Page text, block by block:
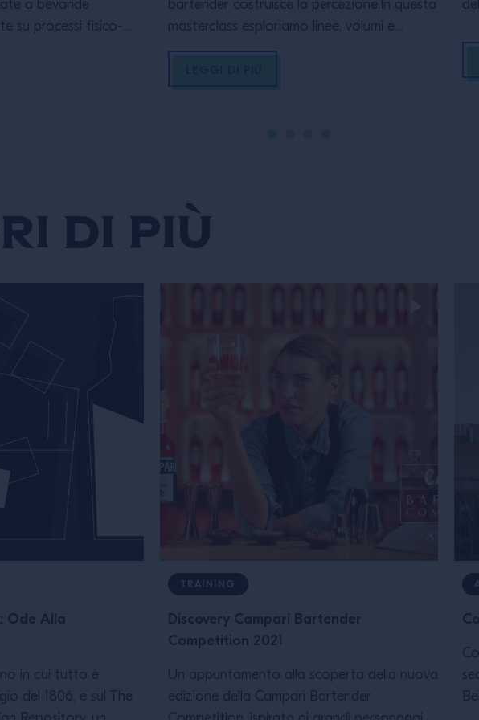
a bevande
su processi fisico-
agenti naturali. Tali
bartender costruisce la percezione.In questa
masterclass esploriamo linee, volumi e
armonie che trasformano un drink nel suo
di più
Ode Alla
in cui tutto è
del 1806, e sul The
TRAINING
Discovery Campari Bartender
Competition 2021
Un appuntamento alla scoperta della nuova
edizione della Campari Bartender